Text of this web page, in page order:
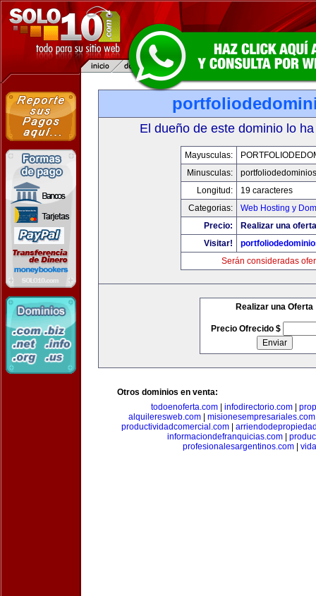
El dueño de este dominio lo
Mayusculas:
Minusculas:
Longitud:
19 caracteres
Categorias:
Web Hosting y
Precio:
Realizar una
Visitar!
Serán consideradas
Realizar una Oferta
Precio Ofrecido $
Otros dominios en venta:
todoenoferta.com
infodirectorio.com
alquileresweb.com
misionesempresariales.com
productividadcomercial.com
informaciondefranquicias.com
profesionalesargentinos.com|